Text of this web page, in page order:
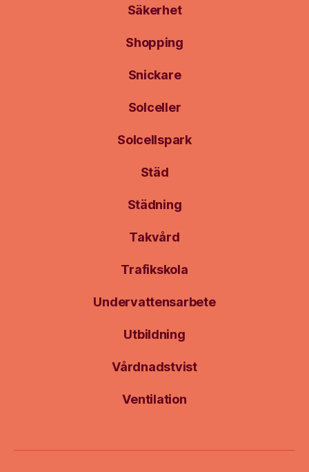
Säkerhet
Shopping
Snickare
Solceller
Solcellspark
Städ
Städning
Takvård
Trafikskola
Undervattensarbete
Utbildning
Vårdnadstvist
Ventilation